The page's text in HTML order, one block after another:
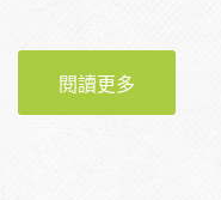
閱讀更多
ASIA》